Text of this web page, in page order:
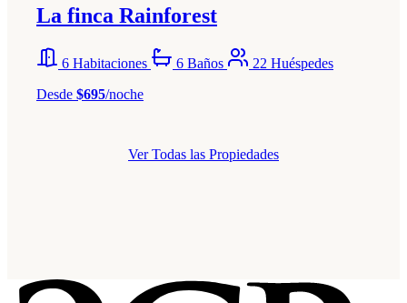
La finca Rainforest
6 Habitaciones 6 Baños
22 Huéspedes
Desde $695/noche
Ver Todas las Propiedades